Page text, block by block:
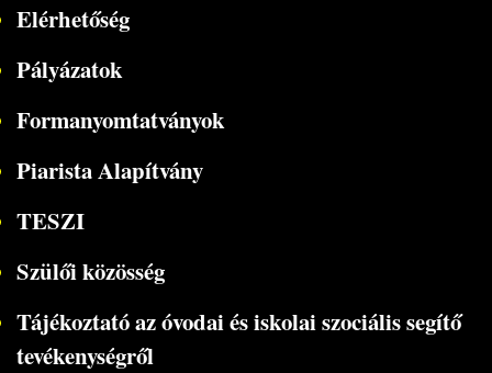
Elérhetőség
Pályázatok
Formanyomtatványok
Piarista Alapítvány
TESZI
Szülői közösség
Tájékoztató az óvodai és iskolai szociális segítő
tevékenységről